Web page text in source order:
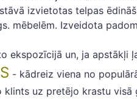
izvietotas telpas
mēbelēm. Izveidota
ekspozīcijā un, ja apstākļi
- kādreiz viena no
klints uz pretējo krastu